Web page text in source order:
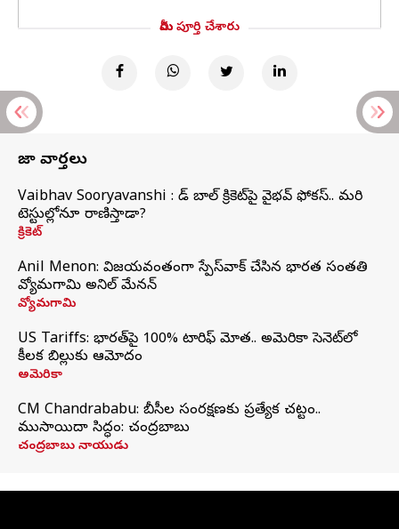
మీరు పూర్తి చేశారు
తాజా వార్తలు
Vaibhav Sooryavanshi : రెడ్ బాల్ క్రికెట్‌పై వైభవ్ ఫోకస్.. మరి
టెస్టుల్లోనూ రాణిస్తాడా?
క్రికెట్
Anil Menon: విజయవంతంగా స్పేస్‌వాక్‌ చేసిన భారత సంతతి
వ్యోమగామి అనిల్‌ మేనన్
వ్యోమగామి
US Tariffs: భారత్‌పై 100% టారిఫ్‌ మోత.. అమెరికా సెనెట్‌లో
కీలక బిల్లుకు ఆమోదం
అమెరికా
CM Chandrababu: బీసీల సంరక్షణకు ప్రత్యేక చట్టం..
ముసాయిదా సిద్ధం: చంద్రబాబు
చంద్రబాబు నాయుడు